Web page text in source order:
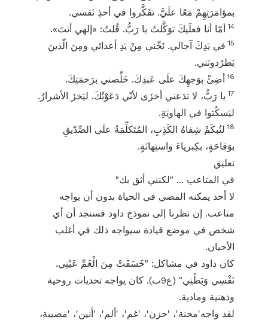
بمؤامَرَتِهِمْ مَعًا علَيَّ. تفَكَّروا في أخذِ نَفسي.
14 أمّا أنا فعلَيكَ توَكَّلتُ يا رَبُّ. قُلتُ: «إلهي أنتَ».
15 في يَدِكَ آجالي. نَجِّني مِنْ يَدِ أعدائي ومِنَ الّذينَ
يَطرُدونَني.
16 أضِئْ بوَجهِكَ علَى عَبدِكَ. خَلِّصني برَحمَتِكَ.
17 يا رَبُّ، لا تدَعني أخزَى لأنّي دَعَوْتُكَ. ليَخزَ الأشرارُ.
ليَسكُتوا في الهاويَةِ.
18 لتُبكَمْ شِفاهُ الكَذِبِ، المُتَكلِّمَةُ علَى الصِّدّيقِ
بوَقاحَةٍ، بكِبرياءَ واستِهانَةٍ.
تعليق
في المتاعب ... "لكنني أثق بك"
لا أحد يمكنه المضي في الحياة بدون أن يواجه
متاعب. إن نظرنا إلى نموذج داود فسنجد أن أي
شخص في موضع قيادة سيواجه ذلك في أغلب
الأحيان.
كان داود في مشاكل: "خَسَفَتْ مِنَ الْغَمِّ عَيْنِي.
نَفْسِي وَبَطْنِي" (ع9ب). كان يواجه تحديات روحية
وذهنية ومادية.
لقد واجه'محنة'، 'حزن'، 'غم'، 'ألم'، 'أنين'، 'مصيبة،